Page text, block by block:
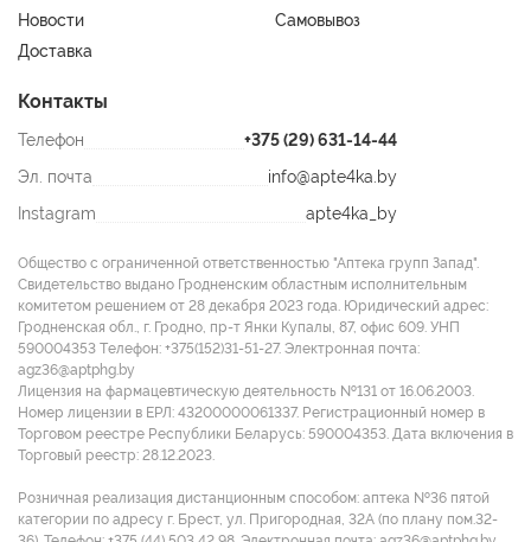
Новости
Самовывоз
Доставка
Контакты
Телефон
+375 (29) 631-14-44
Эл. почта
info@apte4ka.by
Instagram
apte4ka_by
Общество с ограниченной ответственностью "Аптека групп Запад".
Свидетельство выдано Гродненским областным исполнительным
комитетом решением от 28 декабря 2023 года. Юридический адрес:
Гродненская обл., г. Гродно, пр-т Янки Купалы, 87, офис 609. УНП
590004353 Tелефон: +375(152)31-51-27. Электронная почта:
agz36@aptphg.by
Лицензия на фармацевтическую деятельность №131 от 16.06.2003.
Номер лицензии в ЕРЛ: 43200000061337. Регистрационный номер в
Торговом реестре Республики Беларусь: 590004353. Дата включения в
Торговый реестр: 28.12.2023.
Розничная реализация дистанционным способом: аптека №36 пятой
категории по адресу г. Брест, ул. Пригородная, 32А (по плану пом.32-